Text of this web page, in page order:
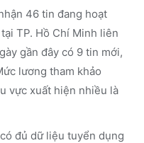
46 tin đang hoạt
TP. Hồ Chí Minh liên
gần đây có 9 tin mới,
lương tham khảo
vực xuất hiện nhiều là
đủ dữ liệu tuyển dụng